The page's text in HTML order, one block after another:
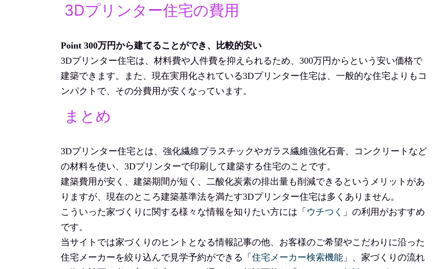
3Dプリンター住宅の費用
Point 300万円から建てることができ、比較的安い
3Dプリンター住宅は、材料費や人件費を抑えられるため、300万円からという安い価格で
建築できます。また、現在実用化されている3Dプリンター住宅は、一般的な住宅よりもコ
ンパクトで、その分費用が安くなっています。
まとめ
3Dプリンター住宅とは、強化繊維プラスチックやガラス繊維強化石膏、コンクリートなど
の材料を使い、3Dプリンターで印刷して建築する住宅のことです。
建築費用が安く、建築期間が短く、二酸化炭素の排出量も削減できるというメリットがあ
りますが、現在のところ建築基準法を満たす3Dプリンター住宅は多くありません。
こういった家づくりに関する様々な情報を知りたい方には「 ウチつく 」の利用がおすすめ
です。
当サイトでは家づくりのヒントとなる情報記事の他、お客様のご希望やこだわりに沿った
住宅メーカーを絞り込んで見学予約ができる「 住宅メーカー検索機能」、家づくりの流れ